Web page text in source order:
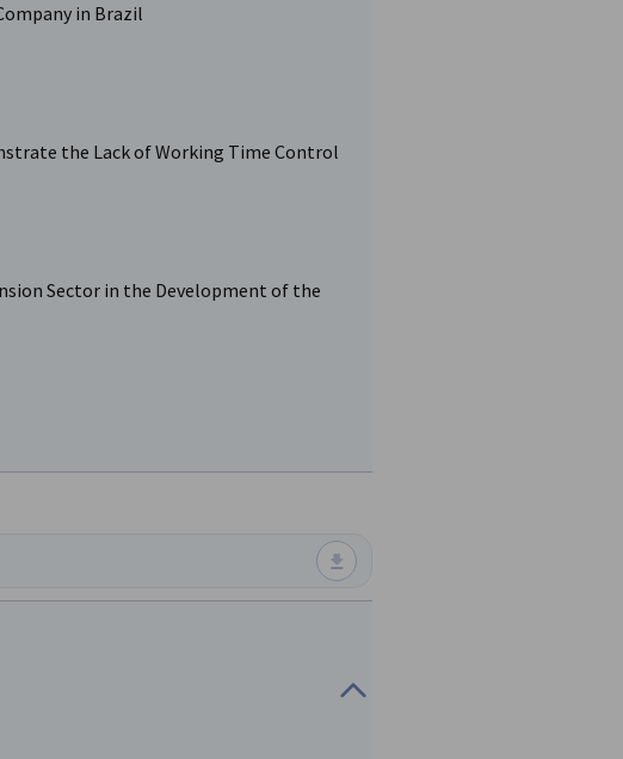
in Brazil
the Lack of Working Time Control
Sector in the Development of the